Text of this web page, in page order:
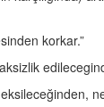
korkar.”